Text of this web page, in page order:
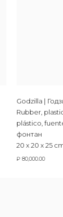
Godzilla |
Rubber,
plástico,
фонтан
20 x 20 x 25
₽ 80,000.00